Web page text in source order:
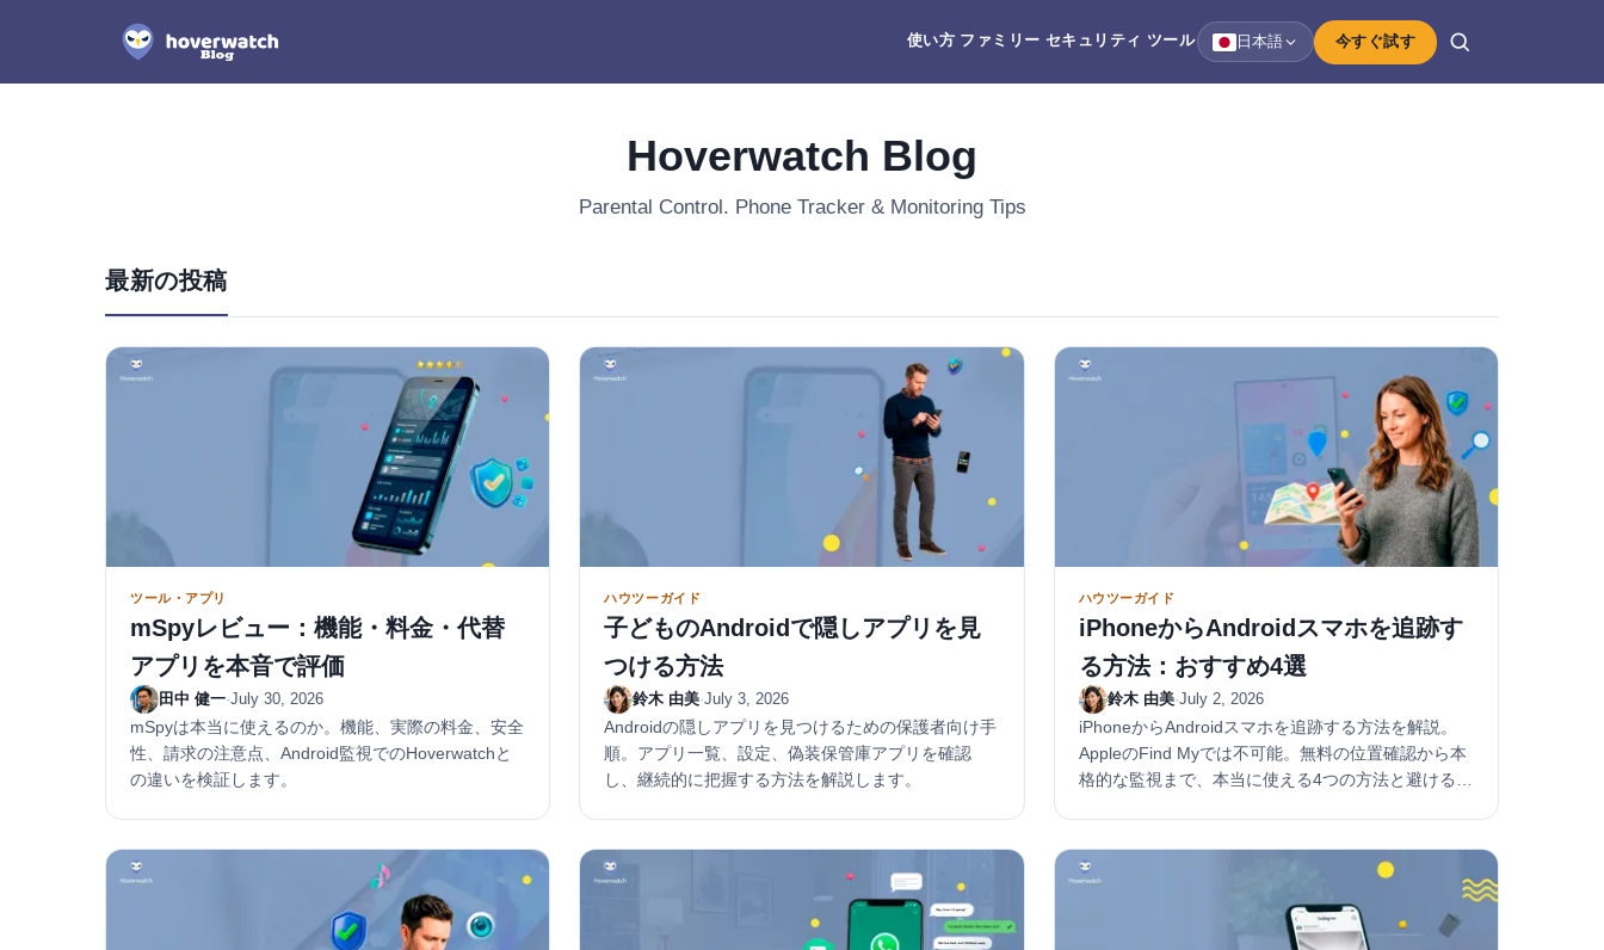
使い方 ファミリー セキュリティ ツール 日本語 今すぐ試す
Hoverwatch Blog
Parental Control. Phone Tracker & Monitoring Tips
最新の投稿
ツール・アプリ
mSpyレビュー：機能・料金・代替
アプリを本音で評価
田中 健一·July 30, 2026
mSpyは本当に使えるのか。機能、実際の料金、安全
性、請求の注意点、Android監視でのHoverwatchと
の違いを検証します。
ハウツーガイド
子どものAndroidで隠しアプリを見
つける方法
鈴木 由美·July 3, 2026
Androidの隠しアプリを見つけるための保護者向け手
順。アプリ一覧、設定、偽装保管庫アプリを確認
し、継続的に把握する方法を解説します。
ハウツーガイド
iPhoneからAndroidスマホを追跡す
る方法：おすすめ4選
鈴木 由美·July 2, 2026
iPhoneからAndroidスマホを追跡する方法を解説。
AppleのFind Myでは不可能。無料の位置確認から本
格的な監視まで、本当に使える4つの方法と避けるべ